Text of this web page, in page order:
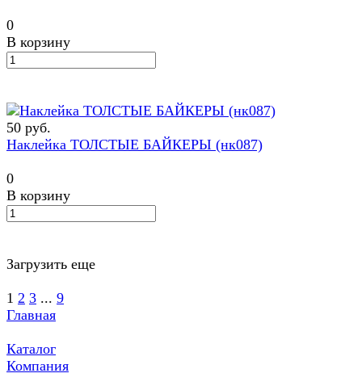
0
В корзину
50 руб.
Наклейка ТОЛСТЫЕ БАЙКЕРЫ (нк087)
0
В корзину
Загрузить еще
1 2 3 ... 9
Главная
Каталог
Компания